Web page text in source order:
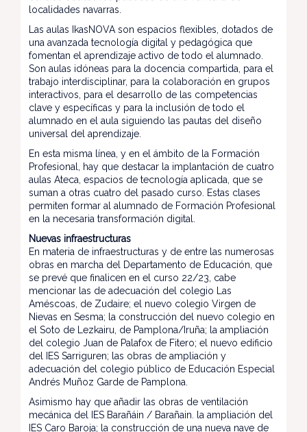
localidades navarras.
Las aulas IkasNOVA son espacios flexibles, dotados de
una avanzada tecnología digital y pedagógica que
fomentan el aprendizaje activo de todo el alumnado.
Son aulas idóneas para la docencia compartida, para el
trabajo interdisciplinar, para la colaboración en grupos
interactivos, para el desarrollo de las competencias
clave y específicas y para la inclusión de todo el
alumnado en el aula siguiendo las pautas del diseño
universal del aprendizaje.
En esta misma línea, y en el ámbito de la Formación
Profesional, hay que destacar la implantación de cuatro
aulas Ateca, espacios de tecnología aplicada, que se
suman a otras cuatro del pasado curso. Estas clases
permiten formar al alumnado de Formación Profesional
en la necesaria transformación digital.
Nuevas infraestructuras
En materia de infraestructuras y de entre las numerosas
obras en marcha del Departamento de Educación, que
se prevé que finalicen en el curso 22/23, cabe
mencionar las de adecuación del colegio Las
Améscoas, de Zudaire; el nuevo colegio Virgen de
Nievas en Sesma; la construcción del nuevo colegio en
el Soto de Lezkairu, de Pamplona/Iruña; la ampliación
del colegio Juan de Palafox de Fitero; el nuevo edificio
del IES Sarriguren; las obras de ampliación y
adecuación del colegio público de Educación Especial
Andrés Muñoz Garde de Pamplona.
Asimismo hay que añadir las obras de ventilación
mecánica del IES Barañáin / Barañain. la ampliación del
IES Caro Baroja; la construcción de una nueva nave de